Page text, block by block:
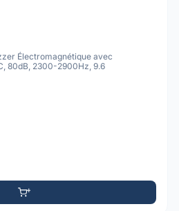
Électromagnétique avec
80dB, 2300-2900Hz, 9.6